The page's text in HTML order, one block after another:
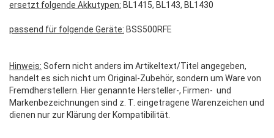
ersetzt folgende Akkutypen: BL1415, BL143, BL1430
passend für folgende Geräte: BSS500RFE
Hinweis: Sofern nicht anders im Artikeltext/Titel angegeben,
handelt es sich nicht um Original-Zubehör, sondern um Ware von
Fremdherstellern. Hier genannte Hersteller-, Firmen- und
Markenbezeichnungen sind z. T. eingetragene Warenzeichen und
dienen nur zur Klärung der Kompatibilität.